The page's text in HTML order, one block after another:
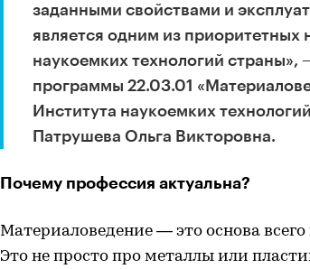
заданными свойствами и
является одним из
наукоемких технологий страны»,
программы 22.03.01
Института наукоемких
Патрушева Ольга Викторовна.
Почему профессия актуальна?
Материаловедение — это основа
Это не просто про металлы или